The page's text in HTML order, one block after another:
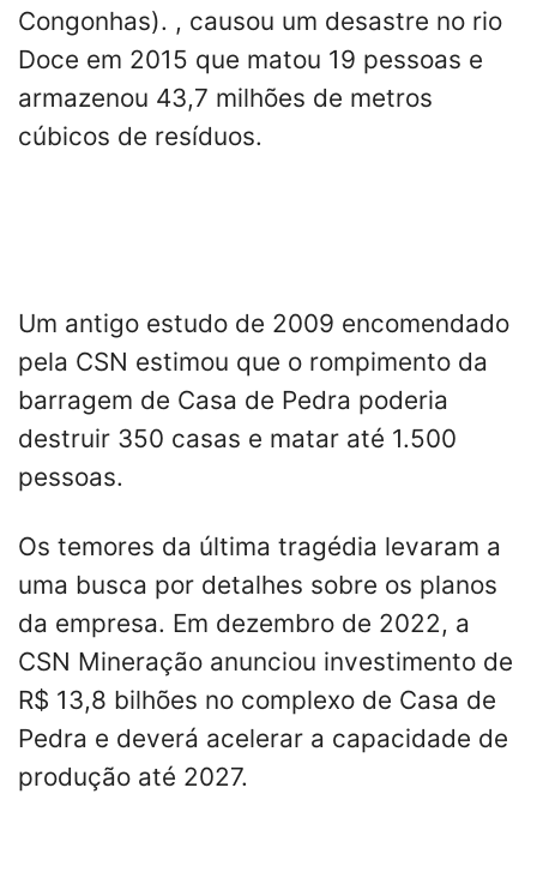
Congonhas). , causou um desastre no rio
Doce em 2015 que matou 19 pessoas e
armazenou 43,7 milhões de metros
cúbicos de resíduos.
Um antigo estudo de 2009 encomendado
pela CSN estimou que o rompimento da
barragem de Casa de Pedra poderia
destruir 350 casas e matar até 1.500
pessoas.
Os temores da última tragédia levaram a
uma busca por detalhes sobre os planos
da empresa. Em dezembro de 2022, a
CSN Mineração anunciou investimento de
R$ 13,8 bilhões no complexo de Casa de
Pedra e deverá acelerar a capacidade de
produção até 2027.